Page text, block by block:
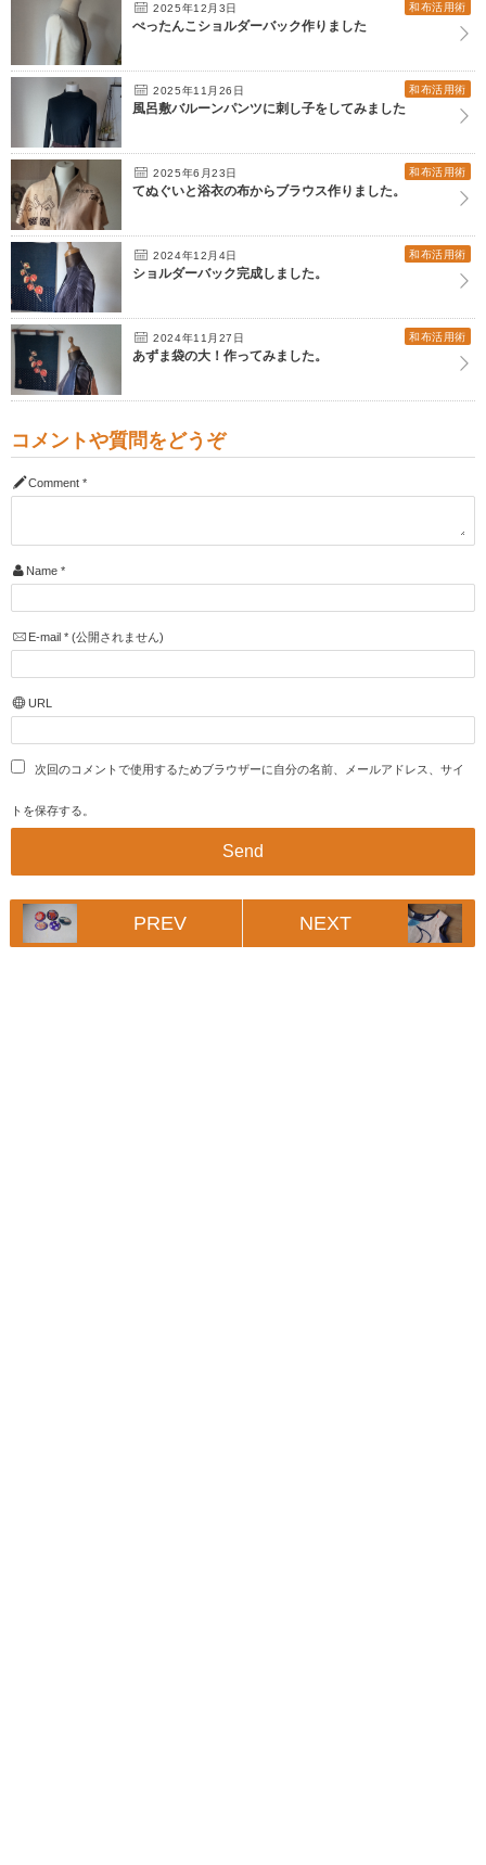
2025年12月3日 和布活用術
ぺったんこショルダーバック作りました
2025年11月26日 和布活用術
風呂敷バルーンパンツに刺し子をしてみました
2025年6月23日 和布活用術
てぬぐいと浴衣の布からブラウス作りました。
2024年12月4日 和布活用術
ショルダーバック完成しました。
2024年11月27日 和布活用術
あずま袋の大！作ってみました。
コメントや質問をどうぞ
Comment *
Name *
E-mail *(公開されません)
URL
次回のコメントで使用するためブラウザーに自分の名前、メールアドレス、サイ
トを保存する。
PREV NEXT